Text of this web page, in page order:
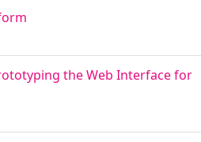
the Web Interface for